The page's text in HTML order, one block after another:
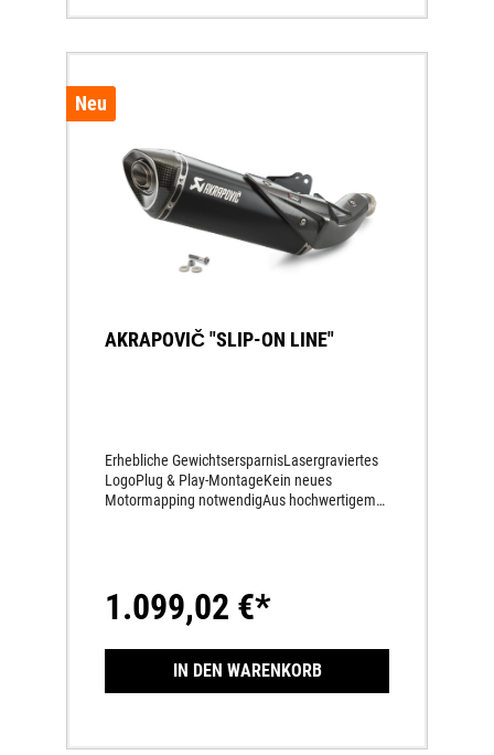
Neu
AKRAPOVIČ "SLIP-ON LINE"
Erhebliche GewichtsersparnisLasergraviertes
LogoPlug & Play-MontageKein neues
Motormapping notwendigAus hochwertigem
1.099,02 €*
IN DEN WARENKORB